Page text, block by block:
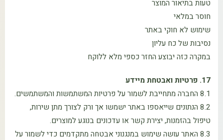
טעות בתיאור המוצר
חוסר במלאי
שימוש לא חוקי באתר
נסיבות של כח עליון
במקרה כזה יבוצע החזר כספי מלא ללוקח
17. פרטיות ואבטחת מיידע
8.1 החברה מתחייבת לשמור על פרטיות המשתמשות והמשתמשים.
8.2 הנתונים שייאספו באתר ישמשו אך ורק לצורך מתן שירות,
טיפול בהזמנות, יצירת קשר או עדכונים בנוגע למוצרים.
8.3 האתר עושה שימוש במנגנוני אבטחה מתקדמים כדי לשמור על